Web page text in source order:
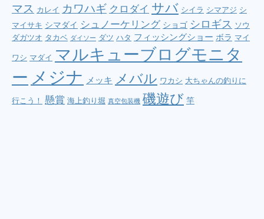
マス カレイ カワハギ クロダイ サバ シイラ シマアジ シ
マイサキ シマダイ シュノーケリング ショゴ シロギス ソウ
ダガツオ タカベ ダイソー ダツ ハタ フィッシングショー ボラ マイ
ワシ マダイ マルキューブログモニタ
ー メジナ メッキ メバル ワカシ 大ちゃんの釣りに
行こう！ 懸賞 海上釣り堀 真空包装機 磯遊び 竿